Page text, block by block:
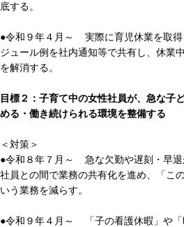
底する。
●令和９年４月～ 実際に育児休業を取得
ジュール例を社内通知等で共有し、休業
を解消する。
目標２：子育て中の女性社員が、急な子
める・働き続けられる環境を整備する
＜対策＞
●令和８年７月～ 急な欠勤や遅刻・早
社員との間で業務の共有化を進め、「こ
いう業務を減らす。
●令和９年４月～ 「子の看護休暇」や